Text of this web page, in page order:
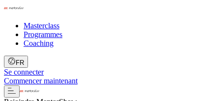
Masterclass
Programmes
Coaching
FR
Se connecter
Commencer maintenant